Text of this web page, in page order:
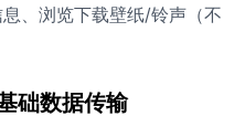
、浏览下载壁纸/铃声（不
础数据传输